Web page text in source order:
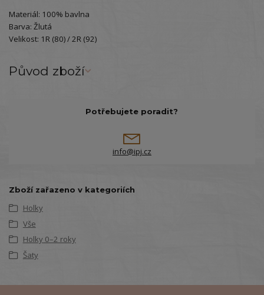
Materiál: 100% bavlna
Barva: Žlutá
Velikost: 1R (80) / 2R (92)
Původ zboží
Potřebujete poradit?
info@ipj.cz
Zboží zařazeno v kategoriích
Holky
Vše
Holky 0–2 roky
Šaty